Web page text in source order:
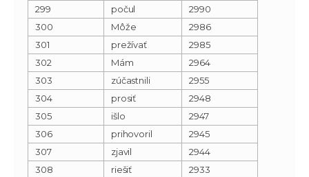
299 počul
2990
300
Môže
2986
301
prežívať
2985
302
Mám
2964
303
zúčastnili
2955
304
prosiť
2948
305
išlo
2947
306
prihovoril
2945
307
zjavil
2944
308
riešiť
2933